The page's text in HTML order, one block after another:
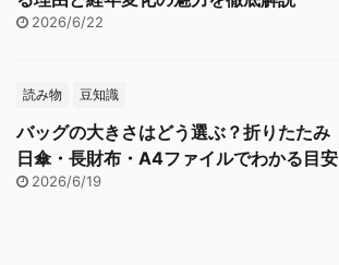
2026/6/22
読み物 豆知識
バッグの大きさはどう選ぶ？折りたたみ
日傘・長財布・A4ファイルでわかる目安
2026/6/19